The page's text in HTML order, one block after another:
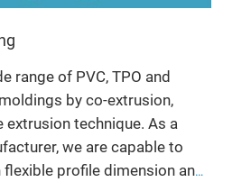
range of PVC, TPO and
by co-extrusion,
extrusion technique. As a
we are capable to
profile dimension and